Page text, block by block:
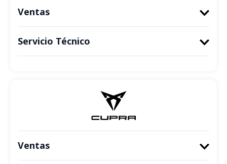
Ventas
Servicio Técnico
Ventas